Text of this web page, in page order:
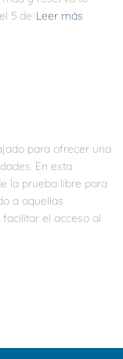
5 de Leer más
para ofrecer una
En esta
la prueba libre para
a aquellas
el acceso al